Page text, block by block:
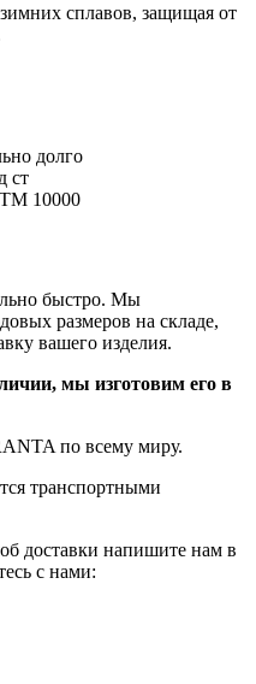
сплавов, защищая от
долго
ст
10000
быстро. Мы
размеров на складе,
вашего изделия.
мы изготовим его в
по всему миру.
транспортными
доставки напишите нам в
с нами: